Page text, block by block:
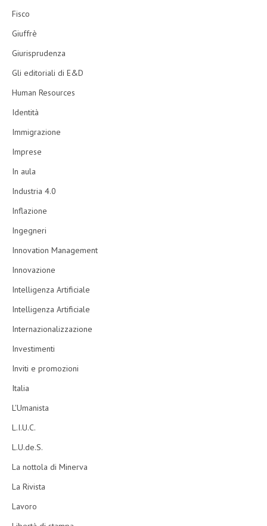
Fisco
Giuffrè
Giurisprudenza
Gli editoriali di E&D
Human Resources
Identità
Immigrazione
Imprese
In aula
Industria 4.0
Inflazione
Ingegneri
Innovation Management
Innovazione
Intelligenza Artificiale
Intelligenza Artificiale
Internazionalizzazione
Investimenti
Inviti e promozioni
Italia
L'Umanista
L.I.U.C.
L.U.de.S.
La nottola di Minerva
La Rivista
Lavoro